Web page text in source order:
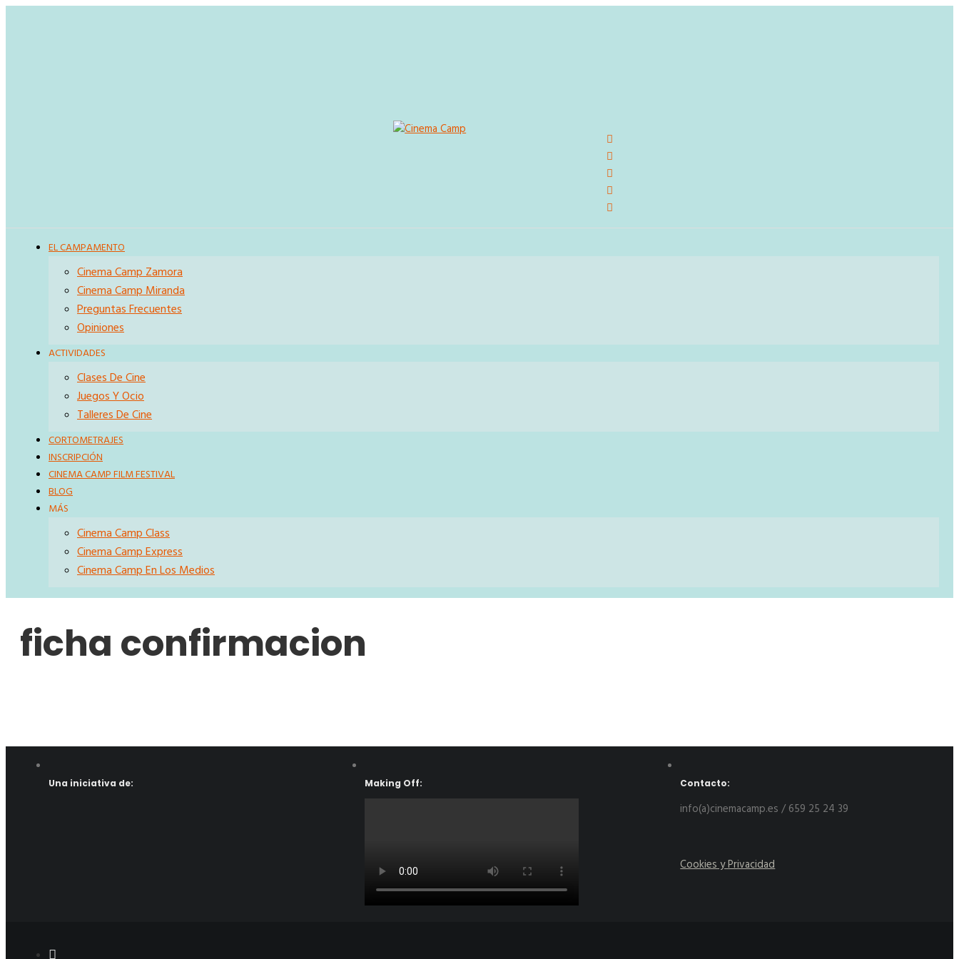
EL CAMPAMENTO
Cinema Camp Zamora
Cinema Camp Miranda
Preguntas Frecuentes
Opiniones
ACTIVIDADES
Clases De Cine
Juegos Y Ocio
Talleres De Cine
CORTOMETRAJES
INSCRIPCIÓN
CINEMA CAMP FILM FESTIVAL
BLOG
MÁS
Cinema Camp Class
Cinema Camp Express
Cinema Camp En Los Medios
ficha confirmacion
Una iniciativa de: Making Off: Contacto:
info(a)cinemacamp.es / 659 25 24 39
Cookies y Privacidad